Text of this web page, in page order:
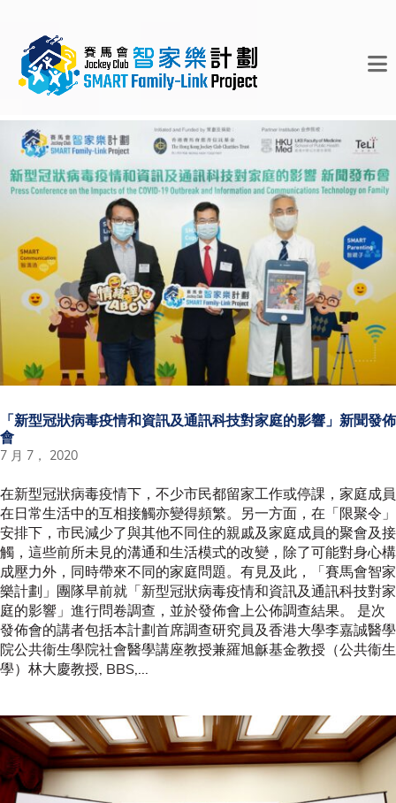
「新型冠狀病毒疫情和資訊及通訊科技對家庭的影響」新聞發佈
會
7 月 7， 2020
在新型冠狀病毒疫情下，不少市民都留家工作或停課，家庭成員
在日常生活中的互相接觸亦變得頻繁。另一方面，在「限聚令」
安排下，市民減少了與其他不同住的親戚及家庭成員的聚會及接
觸，這些前所未見的溝通和生活模式的改變，除了可能對身心構
成壓力外，同時帶來不同的家庭問題。有見及此，「賽馬會智家
樂計劃」團隊早前就「新型冠狀病毒疫情和資訊及通訊科技對家
庭的影響」進行問卷調查，並於發佈會上公佈調查結果。 是次
發佈會的講者包括本計劃首席調查研究員及香港大學李嘉誠醫學
院公共衞生學院社會醫學講座教授兼羅旭龢基金教授（公共衞生
學）林大慶教授, BBS,...